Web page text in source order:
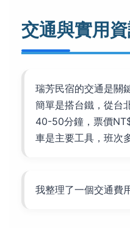
交通與實用
瑞芳民宿的交通是關
簡單是搭台鐵，從台
40-50分鐘，票價
車是主要工具，班次
我整理了一個交通費